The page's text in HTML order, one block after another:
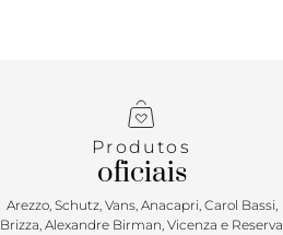
Produtos
oficiais
Arezzo, Schutz, Vans, Anacapri, Carol Bassi,
Brizza, Alexandre Birman, Vicenza e Reserva